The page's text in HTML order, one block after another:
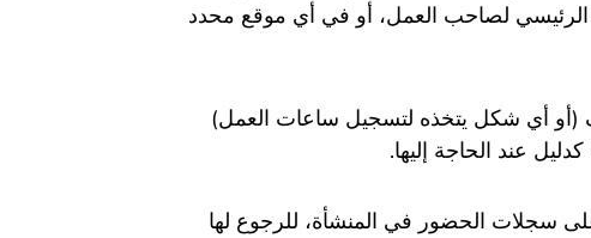
لصاحب العمل، أو في أي موقع محدد
أي شكل يتخذه لتسجيل ساعات العمل)
عند الحاجة إليها.
سجلات الحضور في المنشأة، للرجوع لها